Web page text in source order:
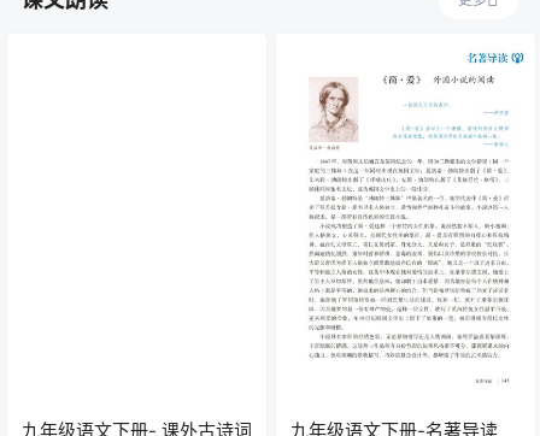
九年级语文下册- 课外古诗词
九年级语文下册-名著导读